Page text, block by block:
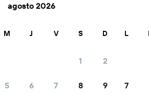
elige KAYAK
agosto 2026
M J V S D
1 2
5 6 7 8 9
L
7